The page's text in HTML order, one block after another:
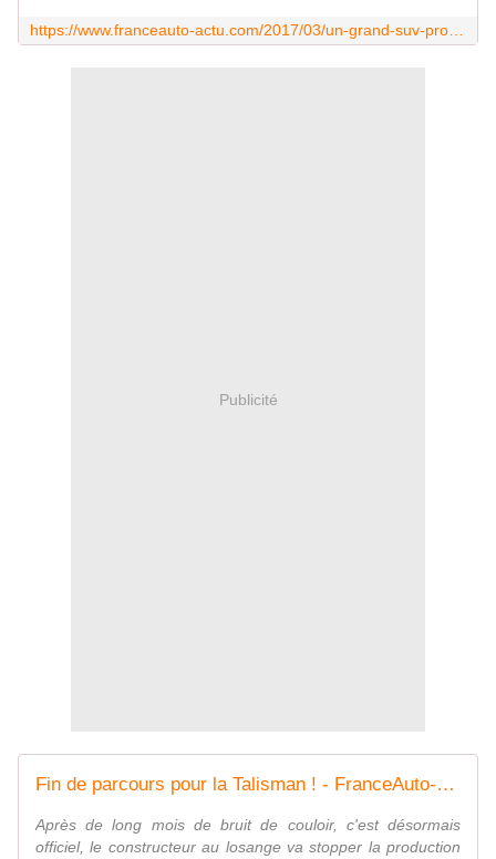
Publicité
Fin de parcours pour la Talisman ! - FranceAuto-actu - actualité automobile régionale et internationale
Après de long mois de bruit de couloir, c'est désormais
officiel, le constructeur au losange va stopper la production